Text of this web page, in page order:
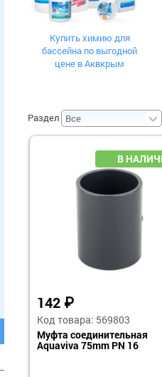
Купить химию для
бассейна по выгодной
цене в Аквкрым
Раздел
142 ₽
Код товара: 569803
Муфта соединительная
Aquaviva 75mm PN 16